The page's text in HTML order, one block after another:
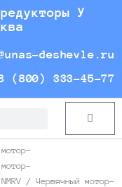
У
deshevle.ru
(800) 333-45-77
Cart
/ Червячный мотор-